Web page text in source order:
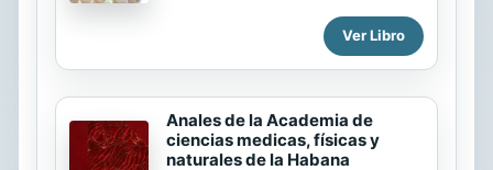
corporal y la terapia física. En los
primeros seis capítulos se ofrece
respiratorio. Nutrición y
metabolismo. Sistema excretor.
Sistema endocrino. Sistema
La piel: órgano del tacto. Regulación
térmica. ADAPTACIÓN DEL CUERPO
HUMANO AL BUCEO: Nociones de
Ver Libro
Anales de la Academia de
ciencias medicas, físicas y
naturales de la Habana